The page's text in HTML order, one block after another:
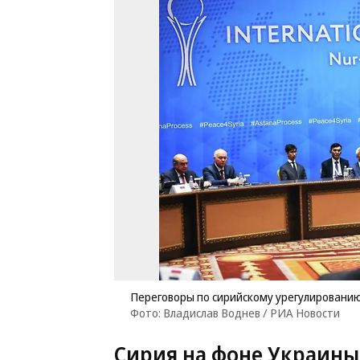
Переговоры по сирийскому
Фото: Владислав Воднев / РИА Новости
Сирия на фоне Украины